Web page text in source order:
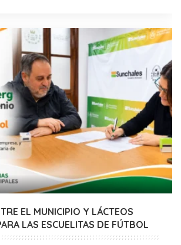
EL MUNICIPIO Y LÁCTEOS
LAS ESCUELITAS DE FÚTBOL